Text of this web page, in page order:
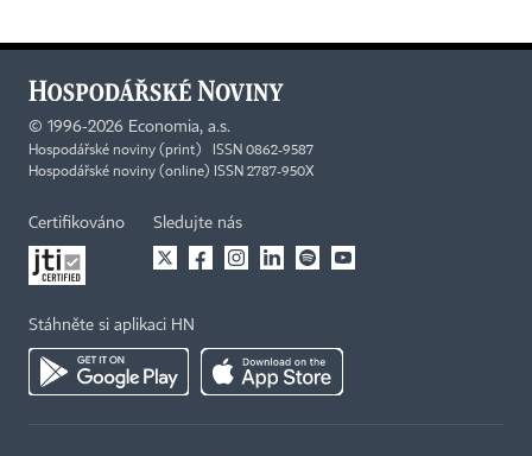
© 1996-2026 Economia, a.s.
Hospodářské noviny (print) ISSN 0862-9587
Hospodářské noviny (online) ISSN 2787-950X
Certifikováno Sledujte nás
Stáhněte si aplikaci HN